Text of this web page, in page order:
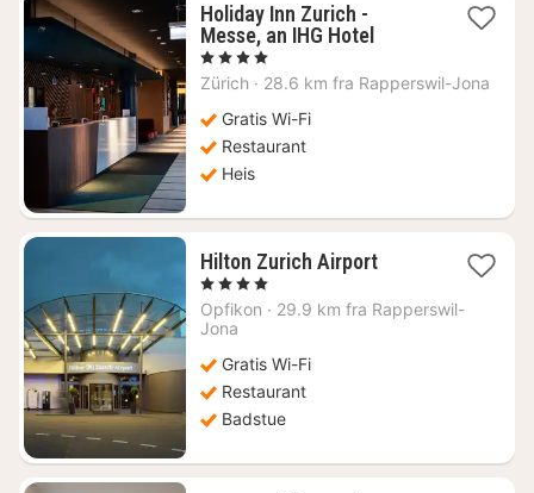
Holiday Inn Zurich -
Messe, an IHG Hotel1
fra
1551
, 4 Stjerner
Zürich · 28.6 km fra Rapperswil-Jona
Gratis Wi-Fi
Restaurant
Heis
Hilton Zurich Airport1
fra
1443
, 4 Stjerner
Opfikon · 29.9 km fra Rapperswil-
Jona
Gratis Wi-Fi
Restaurant
Badstue